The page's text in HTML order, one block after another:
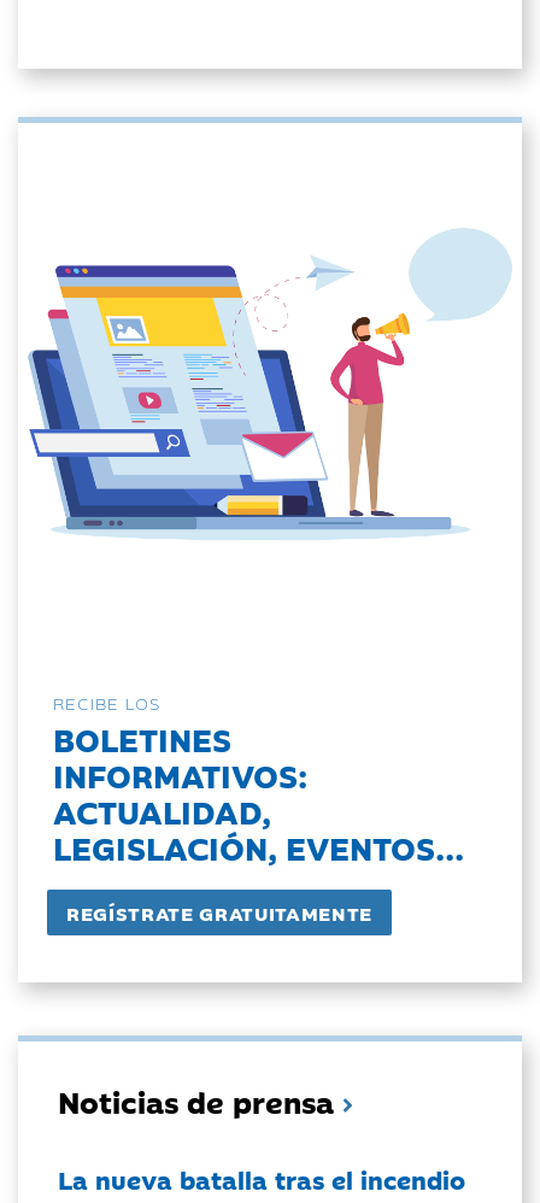
RECIBE LOS
BOLETINES
INFORMATIVOS:
ACTUALIDAD,
LEGISLACIÓN, EVENTOS...
Noticias de prensa
La nueva batalla tras el incendio